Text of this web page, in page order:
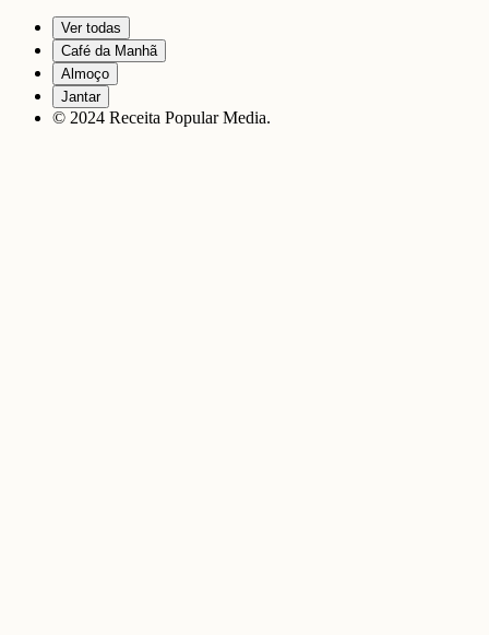
Ver todas
Café da Manhã
Almoço
Jantar
© 2024 Receita Popular Media.